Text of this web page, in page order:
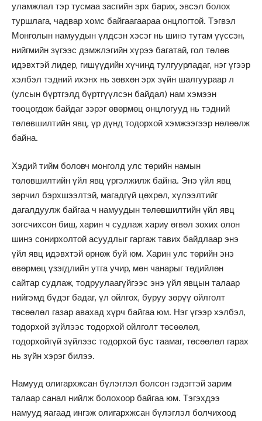
уламжлал тэр тусмаа засгийн эрх барих, эвсэл болох
туршлага, чадвар хомс байгаагаараа онцлогтой. Тэгвэл
Монголын намуудын үлдсэн хэсэг нь шинэ тутам үүссэн,
нийгмийн зүгээс дэмжлэгийн хүрээ багатай, гол төлөв
идэвхтэй лидер, гишүүдийн хүчинд тулгуурладаг, нэг үгээр
хэлбэл тэдний ихэнх нь зөвхөн эрх зүйн шалгуураар л
(улсын бүртгэлд бүртгүүлсэн байдал) нам хэмээн
тооцогдож байдаг зэрэг өвөрмөц онцлогууд нь тэдний
төлөвшилтийн явц, үр дүнд тодорхой хэмжээгээр нөлөөлж
байна.
Хэдий тийм боловч монголд улс төрийн намын
төлөвшилтийн үйл явц үргэлжилж байна. Энэ үйл явц
зөрчил бэрхшээлтэй, магадгүй цөхрөл, хүлээлтийг
дагалдуулж байгаа ч намуудын төлөвшилтийн үйл явц
зогсчихсон биш, харин ч судлаж хариу өгвөл зохих олон
шинэ сонирхолтой асуудлыг гаргаж тавих байдлаар энэ
үйл явц идэвхтэй өрнөж буй юм. Харин улс төрийн энэ
өвөрмөц үзэгдлийн утга учир, мөн чанарыг төдийлөн
сайтар судлаж, тодруулаагүйгээс энэ үйл явцын талаар
нийгэмд бүдэг бадаг, үл ойлгох, буруу зөрүү ойлголт
төсөөлөл газар авахад хүрч байгаа юм. Нэг үгээр хэлбэл,
тодорхой зүйлээс тодорхой ойлголт төсөөлөл,
тодорхойгүй зүйлээс тодорхой бус таамаг, төсөөлөл гарах
нь зүйн хэрэг билээ.
Намууд олигархжсан бүлэглэл болсон гэдэгтэй зарим
талаар санал нийлж болохоор байгаа юм. Тэгэхдээ
намууд яагаад ингэж олигархжсан бүлэглэл болчихоод